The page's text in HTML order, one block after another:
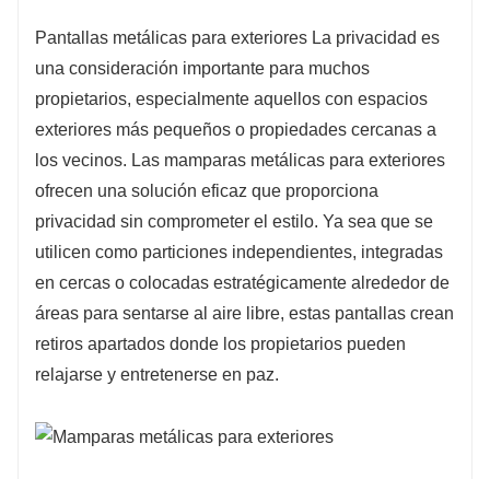
Pantallas metálicas para exteriores La privacidad es
una consideración importante para muchos
propietarios, especialmente aquellos con espacios
exteriores más pequeños o propiedades cercanas a
los vecinos. Las mamparas metálicas para exteriores
ofrecen una solución eficaz que proporciona
privacidad sin comprometer el estilo. Ya sea que se
utilicen como particiones independientes, integradas
en cercas o colocadas estratégicamente alrededor de
áreas para sentarse al aire libre, estas pantallas crean
retiros apartados donde los propietarios pueden
relajarse y entretenerse en paz.